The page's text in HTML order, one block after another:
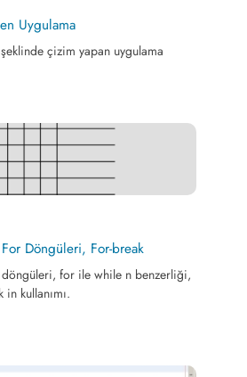
Uygulama
çizim yapan uygulama
Döngüleri, For-break
for ile while n benzerliği,
kullanımı.